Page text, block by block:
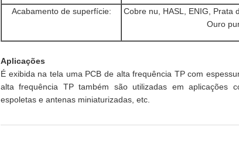
Acabamento de superfície:
Cobre nu, HASL, ENIG, Prata
Ouro
Aplicações
É exibida na tela uma PCB de alta frequência TP com
alta frequência TP também são utilizadas em aplicações
espoletas e antenas miniaturizadas, etc.